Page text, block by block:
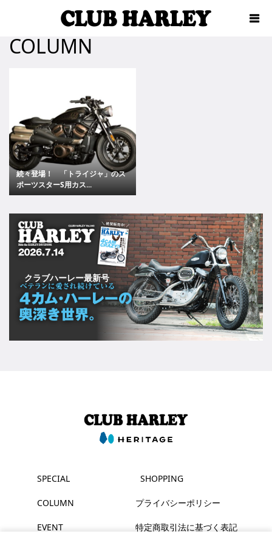
COLUMN
続々登場！ 「トライジャ」のス
ポーツスターS用カス...
クラブハーレー最新号
SPECIAL
COLUMN
EVENT
SHOPPING
プライバシーポリシー
特定商取引法に基づく表記